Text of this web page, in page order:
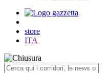
store
ITA